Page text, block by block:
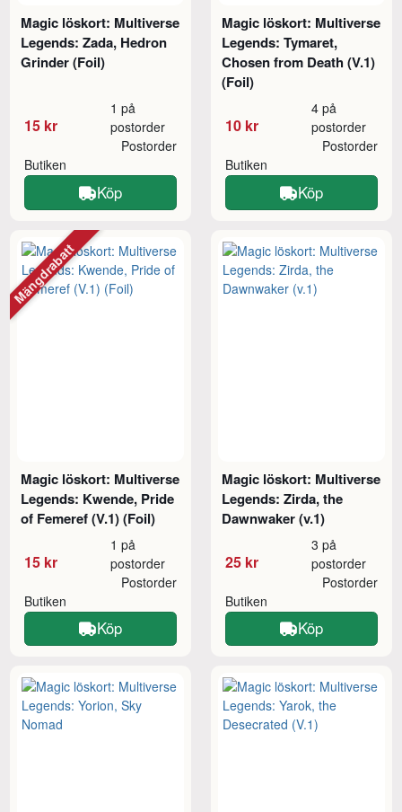
Magic löskort: Multiverse
Legends: Zada, Hedron
Grinder (Foil)
15 kr
1 på
postorder
Butiken
Postorder
Köp
Magic löskort: Multiverse
Legends: Tymaret,
Chosen from Death (V.1)
(Foil)
10 kr
4 på
postorder
Butiken
Postorder
Köp
Magic löskort: Multiverse
Legends: Kwende, Pride
of Femeref (V.1) (Foil)
15 kr
1 på
postorder
Butiken
Postorder
Köp
Mängdrabatt
Magic löskort: Multiverse
Legends: Zirda, the
Dawnwaker (v.1)
25 kr
3 på
postorder
Butiken
Postorder
Köp